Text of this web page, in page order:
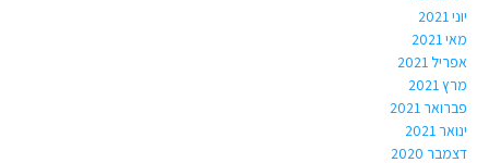
יוני 2021
מאי 2021
אפריל 2021
מרץ 2021
פברואר 2021
ינואר 2021
דצמבר 2020